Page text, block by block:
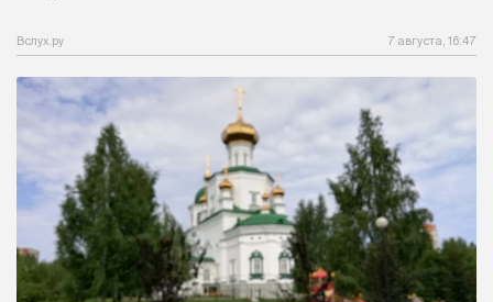
Вслух.ру 7 августа, 16:47